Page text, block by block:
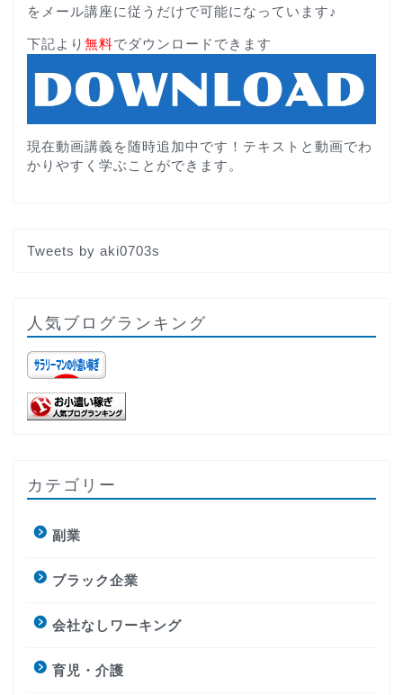
をメール講座に従うだけで可能になっています♪
下記より 無料でダウンロードできます
現在動画講義を随時追加中です！テキストと動画でわ
かりやすく学ぶことができます。
Tweets by aki0703s
人気ブログランキング
カテゴリー
副業
ブラック企業
会社なしワーキング
育児・介護